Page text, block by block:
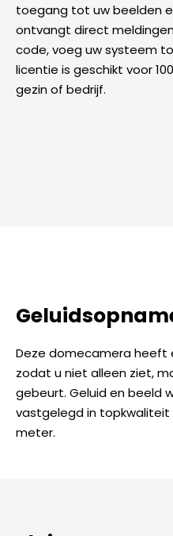
toegang tot uw beelden
ontvangt direct
code, voeg uw systeem
licentie is geschikt voor
gezin of bedrijf.
Deze domecamera heeft
zodat u niet alleen ziet,
gebeurt. Geluid en beeld
vastgelegd in topkwaliteit
meter.